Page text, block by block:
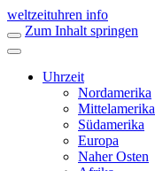
weltzeituhren info
Zum Inhalt springen
Uhrzeit
Nordamerika
Mittelamerika
Südamerika
Europa
Naher Osten